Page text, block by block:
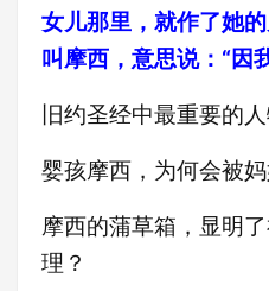
女儿那里，就作了她
叫摩西，意思说：“因
旧约圣经中最重要的
婴孩摩西，为何会被
摩西的蒲草箱，显明
理？